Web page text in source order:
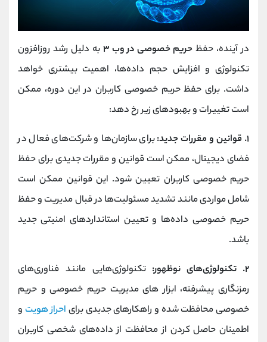
در آینده، حفظ حریم خصوصی در وب ۳
به دلیل رشد روزافزون
تکنولوژی و افزایش حجم داده‌ها، اهمیت بیشتری خواهد
داشت. برای حفظ حریم خصوصی کاربران در این دوره، ممکن
است تغییرات و بهبودهای زیر رخ دهد:
۱. قوانین و مقررات جدید:
برای سازمان‌ها و شرکت‌های فعال در
فضای دیجیتال، ممکن است قوانین و مقررات جدیدی برای حفظ
حریم خصوصی کاربران تعیین شود. این قوانین ممکن است
شامل مواردی مانند تشدید مسئولیت‌ها در قبال مدیریت و حفظ
حریم خصوصی داده‌ها و تعیین استانداردهای امنیتی جدید
باشد.
۲. تکنولوژی‌های نوظهور:
تکنولوژی‌هایی مانند فناوری‌های
رمزنگاری پیشرفته، ابزار های مدیریت حریم خصوصی و حریم
خصوصی محافظت شده و راهکارهای جدیدی برای احراز هویت و
اطمینان حاصل کردن از محافظت از داده‌های شخصی کاربران